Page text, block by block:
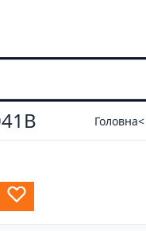
Головна